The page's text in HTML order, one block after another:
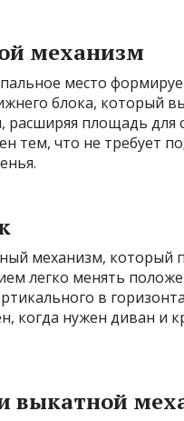
механизм
место
блока, который
расширяя площадь для
тем, что не требует
механизм, который
легко менять
в
когда нужен диван и
выкатной